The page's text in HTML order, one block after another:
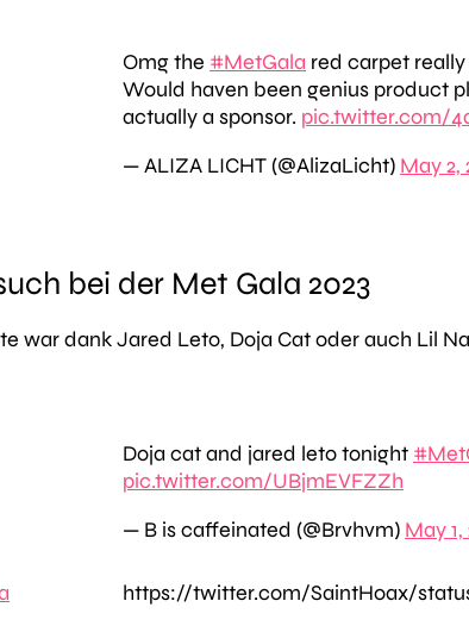
Omg the #MetGala red carpet
Would haven been genius product
actually a sponsor. pic.twitter.com/
— ALIZA LICHT (@AlizaLicht) May 2,
bei der Met Gala 2023
war dank Jared Leto, Doja Cat oder auch Lil
Doja cat and jared leto tonight
pic.twitter.com/UBjmEVFZZh
— B is caffeinated (@Brvhvm) May 1,
https://twitter.com/SaintHoax/